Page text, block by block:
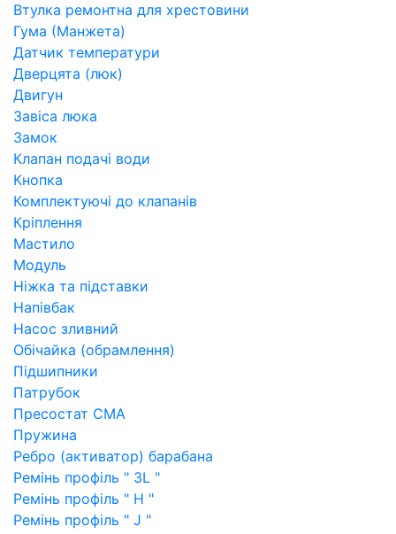
Втулка ремонтна для хрестовини
Гума (Манжета)
Датчик температури
Дверцята (люк)
Двигун
Завіса люка
Замок
Клапан подачі води
Кнопка
Комплектуючі до клапанів
Кріплення
Мастило
Модуль
Ніжка та підставки
Напівбак
Насос зливний
Обічайка (обрамлення)
Підшипники
Патрубок
Пресостат СМА
Пружина
Ребро (активатор) барабана
Ремінь профіль " 3L "
Ремінь профіль " H "
Ремінь профіль " J "